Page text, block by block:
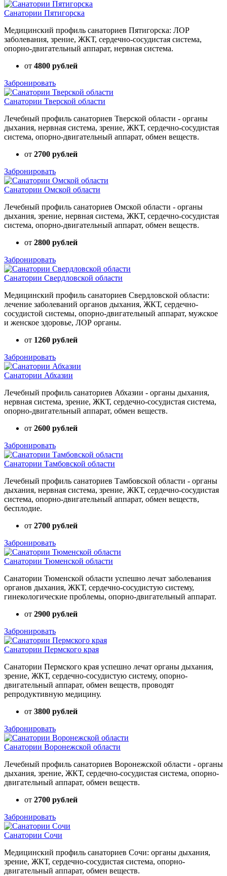
Санатории Пятигорска
Медицинский профиль санаториев Пятигорска: ЛОР
заболевания, зрение, ЖКТ, сердечно-сосудистая система,
опорно-двигательный аппарат, нервная система.
от 4800 рублей
Забронировать
Санатории Тверской области
Лечебный профиль санаториев Тверской области - органы
дыхания, нервная система, зрение, ЖКТ, сердечно-сосудистая
система, опорно-двигательный аппарат, обмен веществ.
от 2700 рублей
Забронировать
Санатории Омской области
Лечебный профиль санаториев Омской области - органы
дыхания, зрение, нервная система, ЖКТ, сердечно-сосудистая
система, опорно-двигательный аппарат, обмен веществ.
от 2800 рублей
Забронировать
Санатории Свердловской области
Медицинский профиль санаториев Свердловской области:
лечение заболеваний органов дыхания, ЖКТ, сердечно-
сосудистой системы, опорно-двигательный аппарат, мужское
и женское здоровье, ЛОР органы.
от 1260 рублей
Забронировать
Санатории Абхазии
Лечебный профиль санаториев Абхазии - органы дыхания,
нервная система, зрение, ЖКТ, сердечно-сосудистая система,
опорно-двигательный аппарат, обмен веществ.
от 2600 рублей
Забронировать
Санатории Тамбовской области
Лечебный профиль санаториев Тамбовской области - органы
дыхания, нервная система, зрение, ЖКТ, сердечно-сосудистая
система, опорно-двигательный аппарат, обмен веществ,
бесплодие.
от 2700 рублей
Забронировать
Санатории Тюменской области
Санатории Тюменской области успешно лечат заболевания
органов дыхания, ЖКТ, сердечно-сосудистую систему,
гинекологические проблемы, опорно-двигательный аппарат.
от 2900 рублей
Забронировать
Санатории Пермского края
Санатории Пермского края успешно лечат органы дыхания,
зрение, ЖКТ, сердечно-сосудистую систему, опорно-
двигательный аппарат, обмен веществ, проводят
репродуктивную медицину.
от 3800 рублей
Забронировать
Санатории Воронежской области
Лечебный профиль санаториев Воронежской области - органы
дыхания, зрение, ЖКТ, сердечно-сосудистая система, опорно-
двигательный аппарат, обмен веществ.
от 2700 рублей
Забронировать
Санатории Сочи
Медицинский профиль санаториев Сочи: органы дыхания,
зрение, ЖКТ, сердечно-сосудистая система, опорно-
двигательный аппарат, обмен веществ.